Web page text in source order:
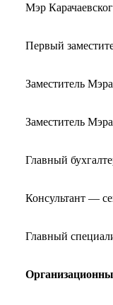
Мэр
Первый
Заместитель Мэра
Заместитель
Главный
Консультант —
Главный